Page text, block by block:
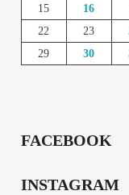
15
16
22
23
29
30
FACEBOOK
INSTAGRAM